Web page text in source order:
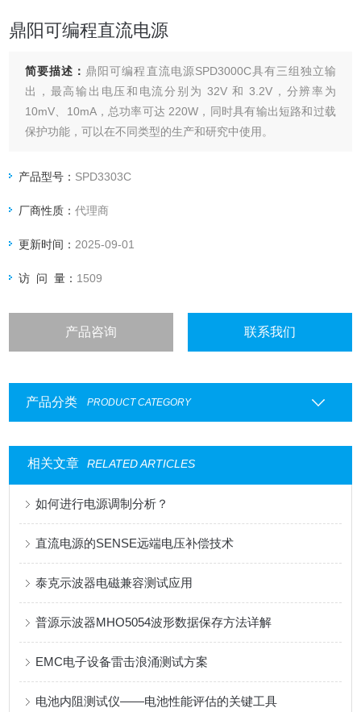
鼎阳可编程直流电源
简要描述： 鼎阳可编程直流电源SPD3000C具有三组独立输
出，最高输出电压和电流分别为 32V 和 3.2V，分辨率为
10mV、10mA，总功率可达 220W，同时具有输出短路和过载
保护功能，可以在不同类型的生产和研究中使用。
产品型号： SPD3303C
厂商性质：代理商
更新时间： 2025-09-01
访 问 量： 1509
产品咨询 联系我们
产品分类 PRODUCT CATEGORY
相关文章 RELATED ARTICLES
如何进行电源调制分析？
直流电源的SENSE远端电压补偿技术
泰克示波器电磁兼容测试应用
普源示波器MHO5054波形数据保存方法详解
EMC电子设备雷击浪涌测试方案
电池内阻测试仪——电池性能评估的关键工具